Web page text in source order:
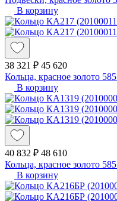
В корзину
38 321 ₽ 45 620
Кольца, красное золото
В корзину
40 832 ₽ 48 610
Кольца, красное золото
В корзину